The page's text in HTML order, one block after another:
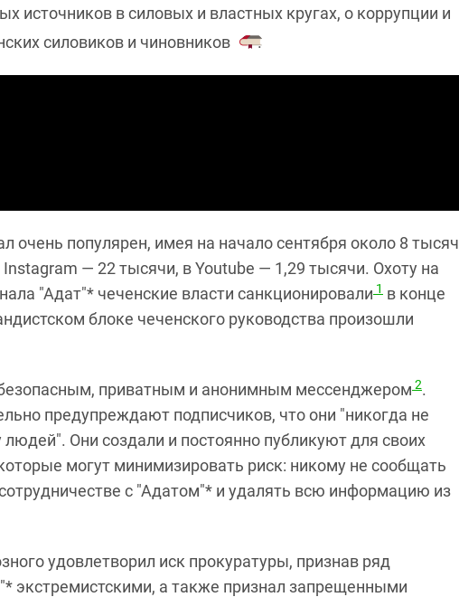
источников в силовых и властных кругах, о коррупции и
силовиков и чиновников
.
очень популярен, имея на начало сентября около 8 тысяч
— 22 тысячи, в Youtube — 1,29 тысячи. Охоту на
"Адат"* чеченские власти санкционировали 1 в конце
блоке чеченского руководства произошли
приватным и анонимным мессенджером 2.
предупреждают подписчиков, что они "никогда не
Они создали и постоянно публикуют для своих
могут минимизировать риск: никому не сообщать
с "Адатом"* и удалять всю информацию из
удовлетворил иск прокуратуры, признав ряд
экстремистскими, а также признал запрещенными